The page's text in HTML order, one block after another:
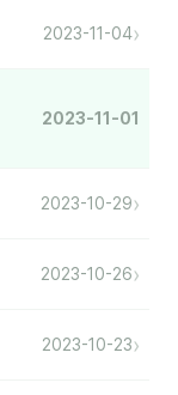
2023-11-04›
2023-11-01
2023-10-29›
2023-10-26›
2023-10-23›